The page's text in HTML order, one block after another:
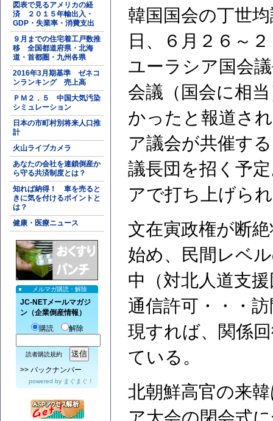
図表で見るアメリカの経
済 ２０１５年輸出入・
GDP・失業率・消費支出
９月までの住宅着工戸数推
移 全国都道府県・北海
道・首都圏・九州各県
2016年3月期基準 ゼネコ
ンランキング 売上高
ＰＭ２．５ 中国大気汚染
シミュレーション
日本の市町村別将来人口推
計
火山ライブカメラ
あなたの会社を連鎖倒産か
ら守る共済制度とは？
知れば納得！ 車を売ると
きに気を付けるポイントと
は？
健康・医療ニュース
メルマガ購読・解除
JC-NETメールマガジ
ン（企業倒産情報）
購読
解除
読者購読規約
>> バックナンバー
powered by まぐまぐ！
韓国国会の丁世
日、６月２６～
ユーラシア国会
会議（国会に相
かったと報道さ
ア議会が共催す
議長団を招く予
アで打ち上げら
文在寅政権が断
始め、民間レベ
中（対北人道支
通信許可・・・
現すれば、関係
ている。
北朝鮮高官の来